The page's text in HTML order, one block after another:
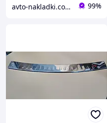
avto-nakladki.com.ua 99%